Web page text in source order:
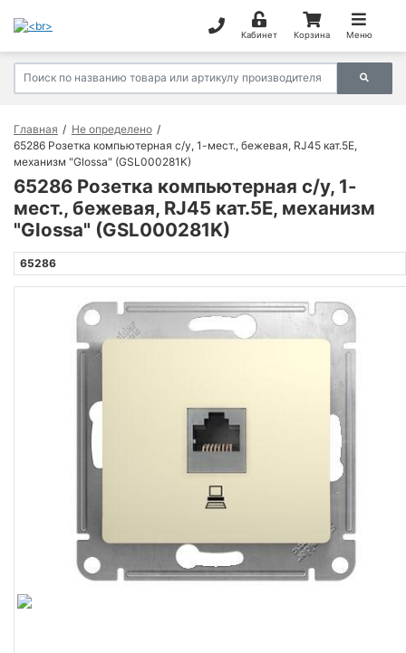
Кабинет Корзина Меню
Главная
Не определено
65286 Розетка компьютерная с/у, 1-мест., бежевая, RJ45 кат.5E,
механизм "Glossa" (GSL000281K)
65286 Розетка компьютерная с/у, 1-
мест., бежевая, RJ45 кат.5E, механизм
"Glossa" (GSL000281K)
65286